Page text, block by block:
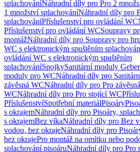
splachováníNáhradní díly pro Pro 2
1 množství splachováníNáhradní díly pro
splachováníPříslušenství pro ovládání WC
Příslušenství pro ovládání WCSoupravy
montážNáhradní díly pro Soupravy pro
WC s elektronickým spuštěním
ovládání WC s elektronickým spuštěním
splachováníSpojkySanitární moduly
moduly pro WCNáhradní díly pro
závěsná WCNáhradní díly pro Pro
WCNáhradní díly pro Pro stojící WC
PříslušenstvíSpotřební materiálPisoáry
s okrajemNáhradní díly pro Pisoáry,
s okrajemBez víkaNáhradní díly pro Bez
vodou, bez okrajeNáhradní díly pro
bez okrajePro montáž na omítku nebo
splachování pisoáruNáhradní díly pro Pro